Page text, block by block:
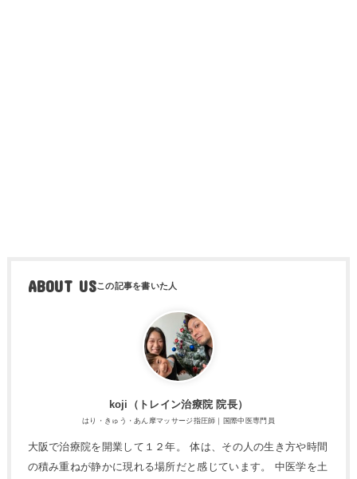
ABOUT US
koji（トレ​イン治療院 院長）
はり・きゅう・あん摩マッサージ指圧師｜国際中医専門員
大阪で治療院を開業して１２年。 体は、その人の生き方や時間
の積み重ねが静かに現れる場所だと感じています。 中医学を土